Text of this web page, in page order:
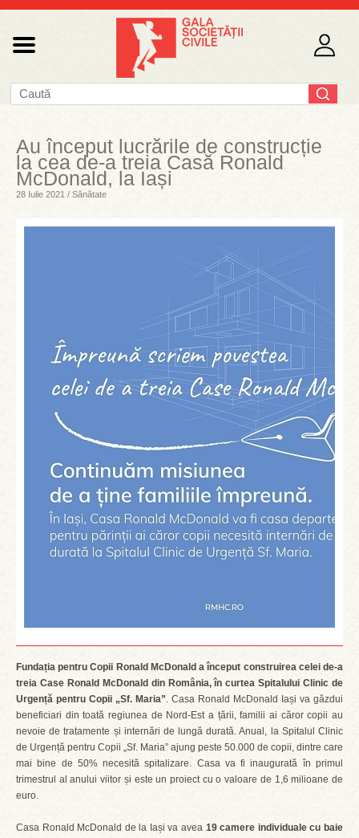
Au început lucrările de construcție
la cea de-a treia Casă Ronald
McDonald, la Iași
28 Iulie 2021 / Sănătate
Fundația pentru Copii Ronald McDonald a început construirea celei de-a
treia Case Ronald McDonald din România, în curtea Spitalului Clinic de
Urgență pentru Copii „Sf. Maria”. Casa Ronald McDonald Iași va găzdui
beneficiari din toată regiunea de Nord-Est a țării, familii ai căror copii au
nevoie de tratamente și internări de lungă durată. Anual, la Spitalul Clinic
de Urgență pentru Copii „Sf. Maria” ajung peste 50.000 de copii, dintre care
mai bine de 50% necesită spitalizare. Casa va fi inaugurată în primul
trimestrul al anului viitor și este un proiect cu o valoare de 1,6 milioane de
euro.
Casa Ronald McDonald de la Iași va avea 19 camere individuale cu baie